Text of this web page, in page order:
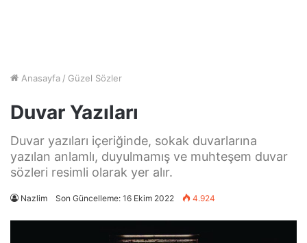
Anasayfa / Güzel Sözler
Duvar Yazıları
Duvar yazıları içeriğinde, sokak duvarlarına
yazılan anlamlı, duyulmamış ve muhteşem duvar
sözleri resimli olarak yer alır.
Nazlim Son Güncelleme: 16 Ekim 2022 4.924